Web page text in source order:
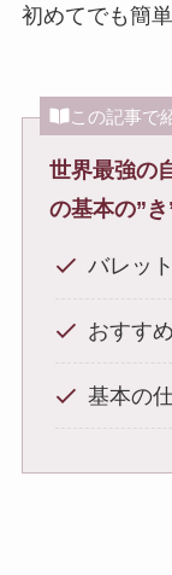
初めてでも簡
この記事で
世界最強の
の基本の”き
バレッ
おすす
基本の